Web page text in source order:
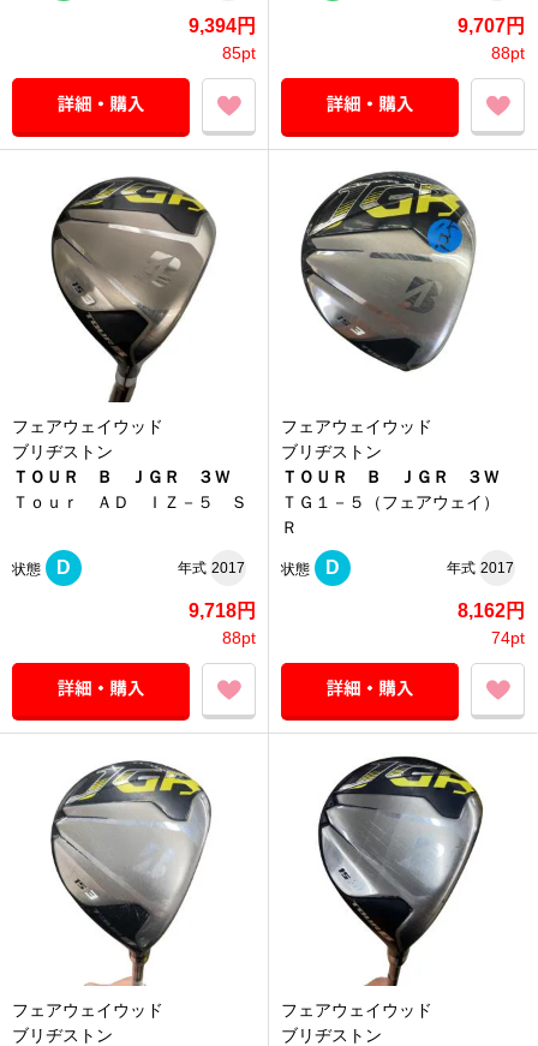
9,394円
85pt
9,707円
88pt
フェアウェイウッド
ブリヂストン
ＴＯＵＲ Ｂ ＪＧＲ ３Ｗ
Ｔｏｕｒ ＡＤ ＩＺ－５ Ｓ
状態 D 年式 2017
9,718円
88pt
フェアウェイウッド
ブリヂストン
ＴＯＵＲ Ｂ ＪＧＲ ３Ｗ
ＴＧ１－５（フェアウェイ）
Ｒ
状態 D 年式 2017
8,162円
74pt
フェアウェイウッド
ブリヂストン
フェアウェイウッド
ブリヂストン